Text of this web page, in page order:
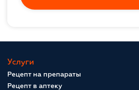
Услуги
Рецепт на препараты
Рецепт в аптеку